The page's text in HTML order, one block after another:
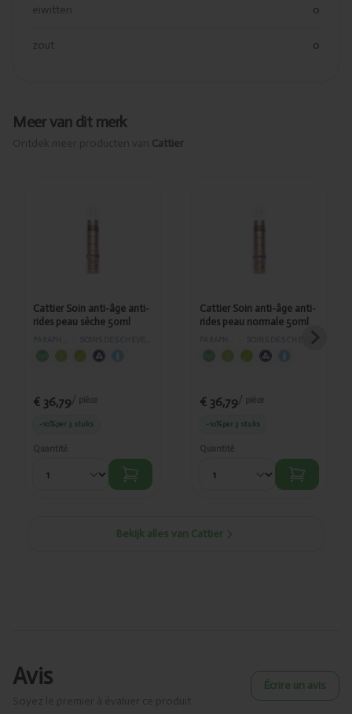
eiwitten 0
zout 0
Meer van dit merk
Ontdek meer producten van Cattier
Cattier Soin anti-âge anti-
rides peau sèche 50ml
€ 36,79/ pièce
-10%per 3 stuks
Quantité
Cattier Soin anti-âge anti-
rides peau normale 50ml
SOINS DES CHEVEUX ET DU VISAGE
€ 36,79/ pièce
-10%per 3 stuks
Quantité
Bekijk alles van Cattier
Avis Écrire un avis